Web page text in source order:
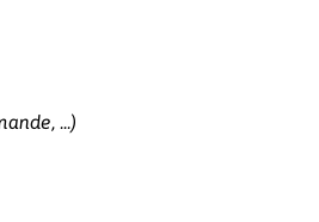
...)